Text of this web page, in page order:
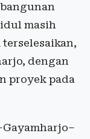
masih
dengan
proyek pada